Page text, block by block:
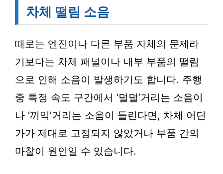
차체 떨림 소음
때로는 엔진이나 다른 부품 자체의 문제라
기보다는 차체 패널이나 내부 부품의 떨림
으로 인해 소음이 발생하기도 합니다. 주행
중 특정 속도 구간에서 ‘덜덜’거리는 소음이
나 ‘끼익’거리는 소음이 들린다면, 차체 어딘
가가 제대로 고정되지 않았거나 부품 간의
마찰이 원인일 수 있습니다.